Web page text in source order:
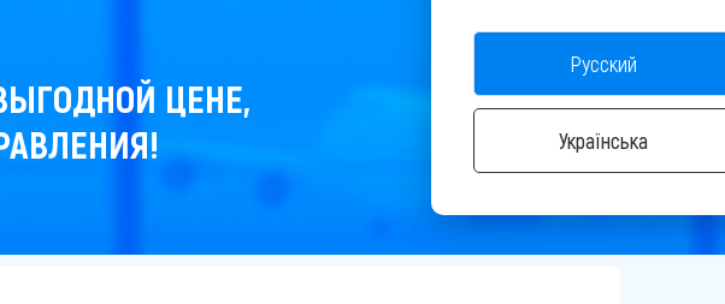
Русский
Українська
ЦЕНЕ,